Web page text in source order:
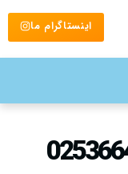
اینستاگرام ما